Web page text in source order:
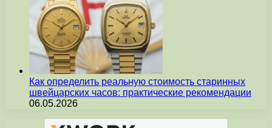
Как определить реальную стоимость старинных
швейцарских часов: практические рекомендации
06.05.2026